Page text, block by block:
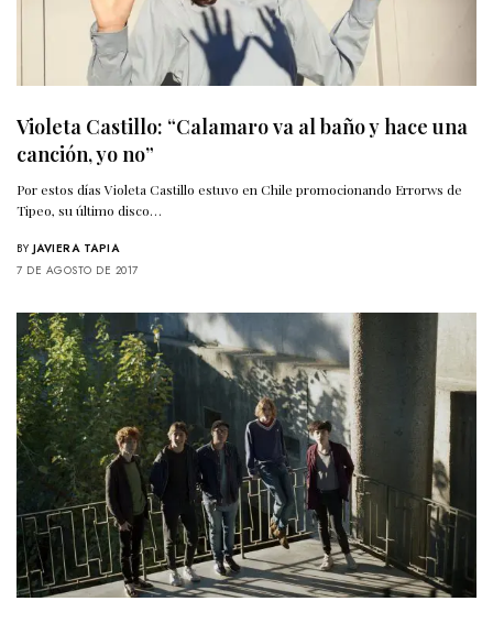
Violeta Castillo: “Calamaro va al baño y hace una
canción, yo no”
Por estos días Violeta Castillo estuvo en Chile promocionando Errorws de
Tipeo, su último disco…
BY JAVIERA TAPIA
7 DE AGOSTO DE 2017